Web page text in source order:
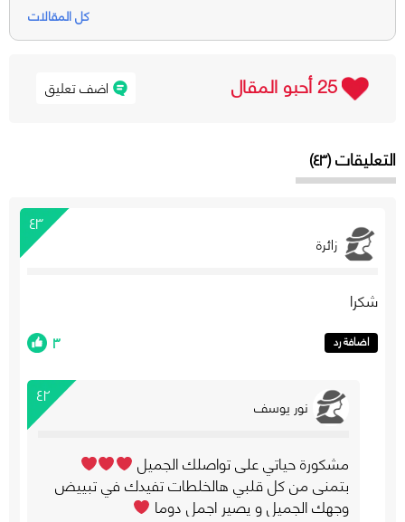
كل المقالات
اضف تعليق 25 أحبو المقال
التعليقات (٤٣)
٤٣
زائرة
شكرا
اضافة رد ٣
٤٢ نور يوسف
مشكورة حياتي على تواصلك الجميل
بتمنى من كل قلبي هالخلطات تفيدك في تبييض
وجهك الجميل و يصير اجمل دوما